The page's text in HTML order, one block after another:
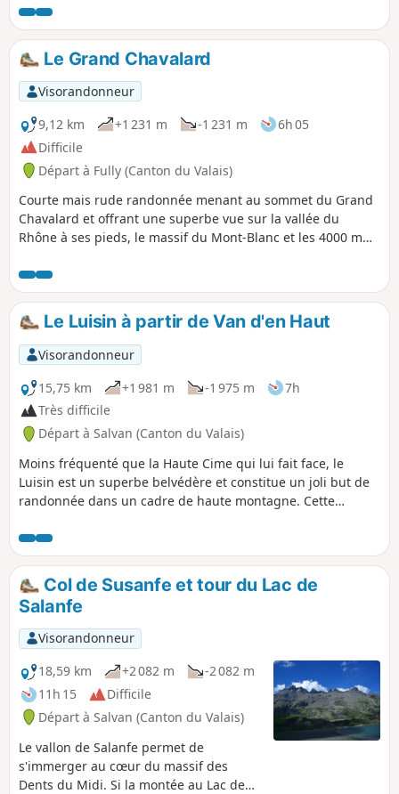
balcon sur la vallée du Rhône et les
sommets du Valais.
Le Grand Chavalard
Visorandonneur
9,12 km
+1 231 m -1 231 m
6h 05
Difficile
Départ à Fully (Canton du Valais)
Courte mais rude randonnée menant au sommet du Grand
Chavalard et offrant une superbe vue sur la vallée du
Rhône à ses pieds, le massif du Mont-Blanc et les 4000 m
Le Luisin à partir de Van d'en Haut
Visorandonneur
15,75 km
+1 981 m -1 975 m
7h
Très difficile
Départ à Salvan (Canton du Valais)
Moins fréquenté que la Haute Cime qui lui fait face, le
Luisin est un superbe belvédère et constitue un joli but de
randonnée dans un cadre de haute montagne. Cette
d'accès la plus aisée à ce beau sommet. N.B. Le dénivelé
affiché est surestimé : compter de l'ordre de 1 400 m.
Col de Susanfe et tour du Lac de
Salanfe
Visorandonneur
18,59 km
+2 082 m
-2 082 m
11h 15
Difficile
Départ à Salvan (Canton du Valais)
Le vallon de Salanfe permet de
s'immerger au cœur du massif des
Dents du Midi. Si la montée au Lac de